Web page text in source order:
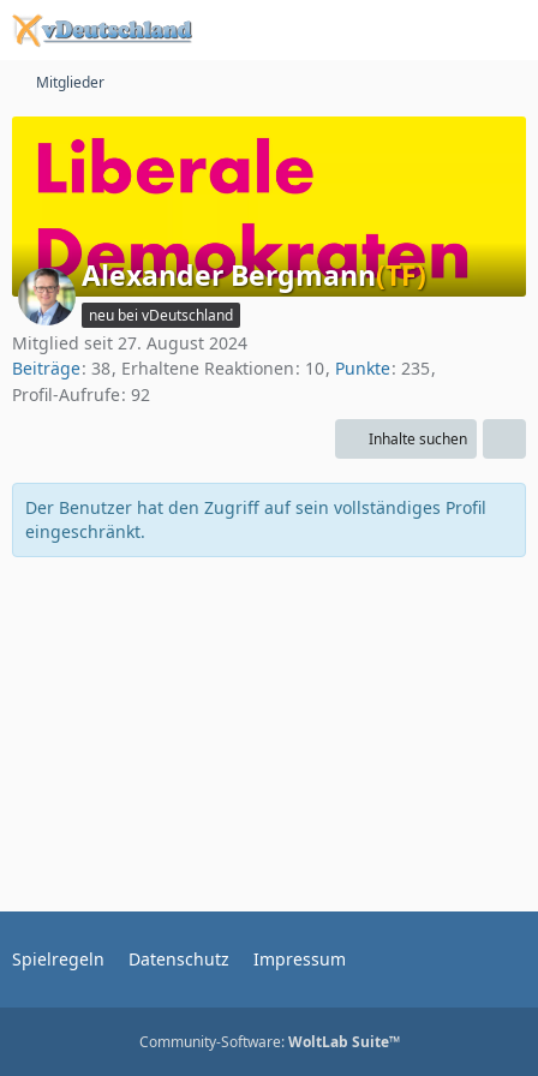
Mitglieder
Alexander Bergmann(TF)
neu bei vDeutschland
Mitglied seit 27. August 2024
Beiträge 38 Erhaltene Reaktionen 10 Punkte 235
Profil-Aufrufe 92
Inhalte suchen
Der Benutzer hat den Zugriff auf sein vollständiges Profil
eingeschränkt.
Spielregeln Datenschutz Impressum
Community-Software:WoltLab Suite™